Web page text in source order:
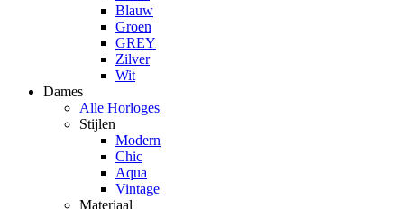
Blauw
Groen
GREY
Zilver
Wit
Dames
Alle Horloges
Stijlen
Modern
Chic
Aqua
Vintage
Materiaal